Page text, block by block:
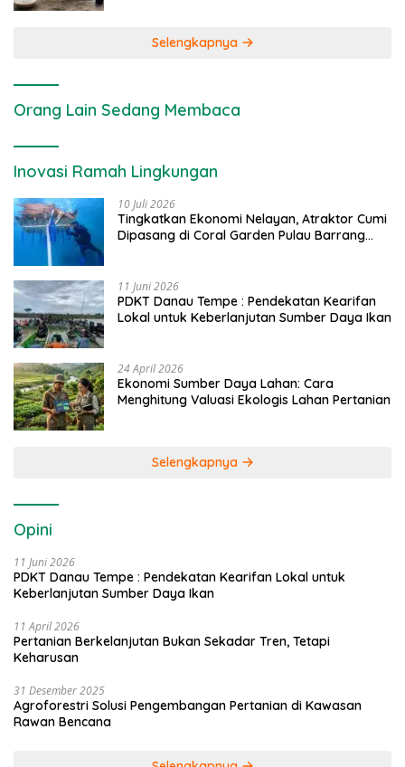
Selengkapnya
Orang Lain Sedang Membaca
Inovasi Ramah Lingkungan
10 Juli 2026
Tingkatkan Ekonomi Nelayan, Atraktor Cumi
Dipasang di Coral Garden Pulau Barrang
11 Juni 2026
PDKT Danau Tempe : Pendekatan Kearifan
Lokal untuk Keberlanjutan Sumber Daya Ikan
24 April 2026
Ekonomi Sumber Daya Lahan: Cara
Menghitung Valuasi Ekologis Lahan Pertanian
Selengkapnya
Opini
11 Juni 2026
PDKT Danau Tempe : Pendekatan Kearifan Lokal untuk
Keberlanjutan Sumber Daya Ikan
11 April 2026
Pertanian Berkelanjutan Bukan Sekadar Tren, Tetapi
Keharusan
31 Desember 2025
Agroforestri Solusi Pengembangan Pertanian di Kawasan
Rawan Bencana